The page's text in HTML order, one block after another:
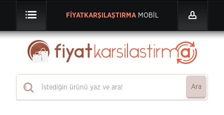
FİYATKARŞILAŞTIRMAMOBİL
Ara